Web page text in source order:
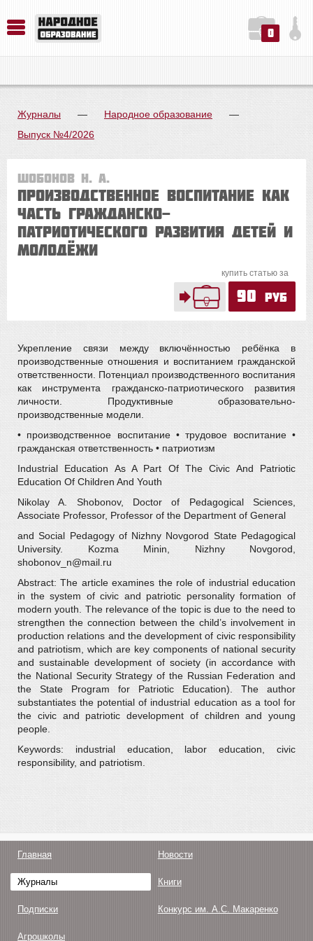
0
Журналы — Народное образование
—
Выпуск №4/2026
Шобонов Н. А.
Производственное воспитание как
часть гражданско-
патриотического развития детей и
молодёжи
купить статью за
90 руб
Укрепление связи между включённостью ребёнка в
производственные отношения и воспитанием гражданской
ответственности. Потенциал производственного воспитания
как инструмента гражданско-патриотического развития
личности. Продуктивные образовательно-
производственные модели.
• производственное воспитание • трудовое воспитание •
гражданская ответственность • патриотизм
Industrial Education As A Part Of The Civic And Patriotic
Education Of Children And Youth
Nikolay A. Shobonov, Doctor of Pedagogical Sciences,
Associate Professor, Professor of the Department of General
and Social Pedagogy of Nizhny Novgorod State Pedagogical
University. Kozma Minin, Nizhny Novgorod,
shobonov_n@mail.ru
Abstract: The article examines the role of industrial education
in the system of civic and patriotic personality formation of
modern youth. The relevance of the topic is due to the need to
strengthen the connection between the child’s involvement in
production relations and the development of civic responsibility
and patriotism, which are key components of national security
and sustainable development of society (in accordance with
the National Security Strategy of the Russian Federation and
the State Program for Patriotic Education). The author
substantiates the potential of industrial education as a tool for
the civic and patriotic development of children and young
people.
Keywords: industrial education, labor education, civic
responsibility, and patriotism.
Главная Новости
Журналы Книги
Подписки Конкурс им. А.С. Макаренко
Агрошколы